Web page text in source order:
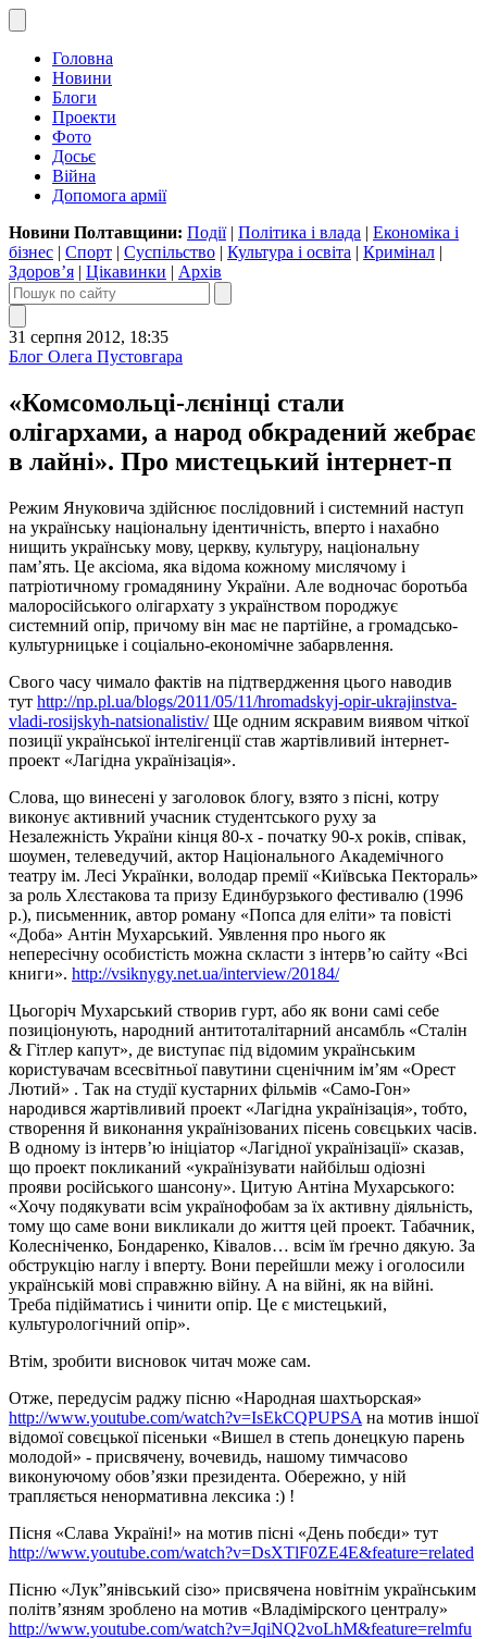
Головна
Новини
Блоги
Проекти
Фото
Досьє
Війна
Допомога армії
Новини Полтавщини: Події| Політика і влада | Економіка і
бізнес | Спорт | Суспільство | Культура і освіта | Кримінал |
Здоров’я | Цікавинки | Архів
31 серпня 2012, 18:35
Блог Олега Пустовгара
«Комсомольці-лєнінці стали
олігархами, а народ обкрадений жебрає
в лайні». Про мистецький інтернет-п
Режим Януковича здійснює послідовний і системний наступ
на українську національну ідентичність, вперто і нахабно
нищить українську мову, церкву, культуру, національну
пам’ять. Це аксіома, яка відома кожному мислячому і
патріотичному громадянину України. Але водночас боротьба
малоросійського олігархату з українством породжує
системний опір, причому він має не партійне, а громадсько-
культурницьке і соціально-економічне забарвлення.
Свого часу чимало фактів на підтвердження цього наводив
тут http://np.pl.ua/blogs/2011/05/11/hromadskyj-opir-ukrajinstva-
vladi-rosijskyh-natsionalistiv/Ще одним яскравим виявом чіткої
позиції української інтелігенції став жартівливий інтернет-
проект «Лагідна українізація».
Слова, що винесені у заголовок блогу, взято з пісні, котру
виконує активний учасник студентського руху за
Незалежність України кінця 80-х - початку 90-х років, співак,
шоумен, телеведучий, актор Національного Академічного
театру ім. Лесі Українки, володар премії «Київська Пектораль»
за роль Хлєстакова та призу Единбурзького фестивалю (1996
р.), письменник, автор роману «Попса для еліти» та повісті
«Доба» Антін Мухарський. Уявлення про нього як
непересічну особистість можна скласти з інтерв’ю сайту «Всі
книги». http://vsiknygy.net.ua/interview/20184/
Цьогоріч Мухарський створив гурт, або як вони самі себе
позиціонують, народний антитоталітарний ансамбль «Сталін
& Гітлер капут», де виступає під відомим українським
користувачам всесвітньої павутини сценічним ім’ям «Орест
Лютий» . Так на студії кустарних фільмів «Само-Гон»
народився жартівливий проект «Лагідна українізація», тобто,
створення й виконання українізованих пісень совєцьких часів.
В одному із інтерв’ю ініціатор «Лагідної українізації» сказав,
що проект покликаний «українізувати найбільш одіозні
прояви російського шансону». Цитую Антіна Мухарського:
«Хочу подякувати всім українофобам за їх активну діяльність,
тому що саме вони викликали до життя цей проект. Табачник,
Колесніченко, Бондаренко, Ківалов… всім їм ґречно дякую. За
обструкцію наглу і вперту. Вони перейшли межу і оголосили
українській мові справжню війну. А на війні, як на війні.
Треба підійматись і чинити опір. Це є мистецький,
культурологічний опір».
Втім, зробити висновок читач може сам.
Отже, передусім раджу пісню «Народная шахтьорская»
http://www.youtube.com/watch?v=IsEkCQPUPSA на мотив іншої
відомої совєцької пісеньки «Вишел в степь донецкую парень
молодой» - присвячену, вочевидь, нашому тимчасово
виконуючому обов’язки президента. Обережно, у ній
трапляється ненормативна лексика :) !
Пісня «Слава Україні!» на мотив пісні «День побєди» тут
http://www.youtube.com/watch?v=DsXTlF0ZE4E&feature=related
Пісню «Лук”янівський сізо» присвячена новітнім українським
політв’язням зроблено на мотив «Владімірского централу»
http://www.youtube.com/watch?v=JqiNQ2voLhM&feature=relmfu